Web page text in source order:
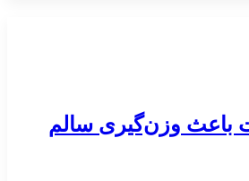
باعث وزن‌گیری سالم